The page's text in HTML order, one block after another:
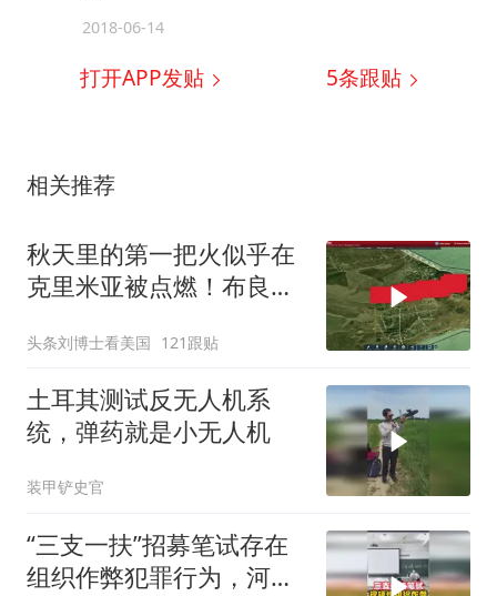
2018-06-14
打开APP发贴 5条跟贴
相关推荐
秋天里的第一把火似乎在
克里米亚被点燃！布良斯
头条刘博士看美国 121跟贴
土耳其测试反无人机系
统，弹药就是小无人机
装甲铲史官
“三支一扶”招募笔试存在
组织作弊犯罪行为，河南